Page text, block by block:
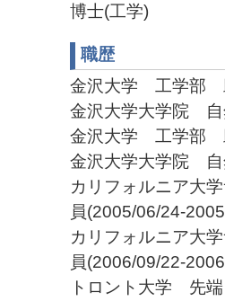
博士(工学)
職歴
金沢大学 工学部
金沢大学大学院
金沢大学 工学部
金沢大学大学院
カリフォルニア大
員(2005/06/24-
カリフォルニア大
員(2006/09/22-
トロント大学 先